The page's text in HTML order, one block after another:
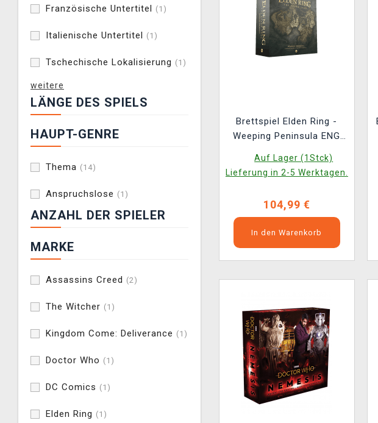
Französische Untertitel (1)
Italienische Untertitel (1)
Tschechische Lokalisierung (1)
weitere
LÄNGE DES SPIELS
HAUPT-GENRE
Thema (14)
Anspruchslose (1)
ANZAHL DER SPIELER
MARKE
Assassins Creed (2)
The Witcher (1)
Kingdom Come: Deliverance (1)
Doctor Who (1)
DC Comics (1)
Elden Ring (1)
Brettspiel Elden Ring -
Weeping Peninsula ENG
Auf Lager (1Stck)
Lieferung in 2-5 Werktagen.
104,99 €
In den Warenkorb